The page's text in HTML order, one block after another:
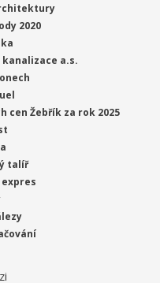
2020
kanalizace a.s.
cen Žebřík za rok 2025
talíř